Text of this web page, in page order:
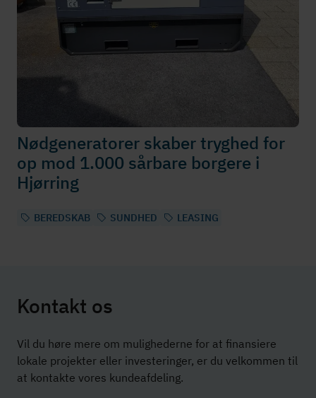
Nødgeneratorer skaber tryghed for
op mod 1.000 sårbare borgere i
Hjørring
BEREDSKAB SUNDHED LEASING
Kontakt os
Vil du høre mere om mulighederne for at finansiere
lokale projekter eller investeringer, er du velkommen til
at kontakte vores kundeafdeling.